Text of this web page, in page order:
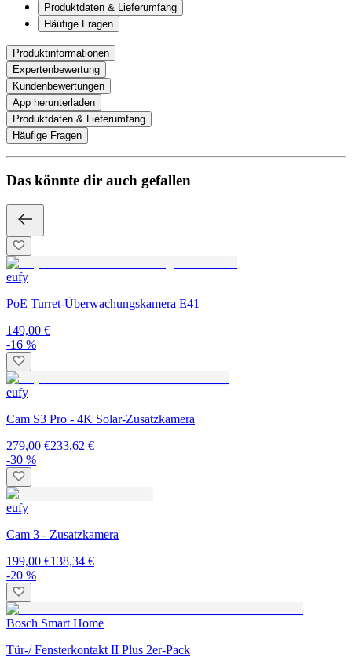
Produktdaten & Lieferumfang
Häufige Fragen
Produktinformationen
Expertenbewertung
Kundenbewertungen
App herunterladen
Produktdaten & Lieferumfang
Häufige Fragen
Das könnte dir auch gefallen
eufy
PoE Turret-Überwachungskamera E41
149,00 €
-16 %
eufy
Cam S3 Pro - 4K Solar-Zusatzkamera
279,00 €233,62 €
-30 %
eufy
Cam 3 - Zusatzkamera
199,00 €138,34 €
-20 %
Bosch Smart Home
Tür-/ Fensterkontakt II Plus 2er-Pack